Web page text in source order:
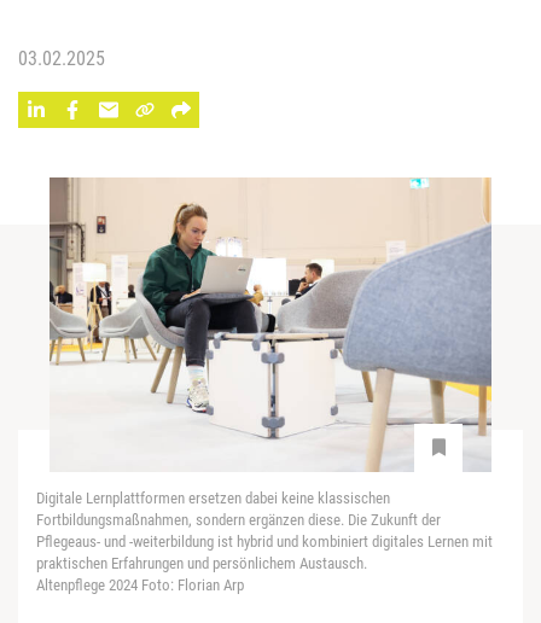
03.02.2025
Digitale Lernplattformen ersetzen dabei keine klassischen
Fortbildungsmaßnahmen, sondern ergänzen diese. Die Zukunft der
Pflegeaus- und -weiterbildung ist hybrid und kombiniert digitales Lernen mit
praktischen Erfahrungen und persönlichem Austausch.
Altenpflege 2024 Foto: Florian Arp